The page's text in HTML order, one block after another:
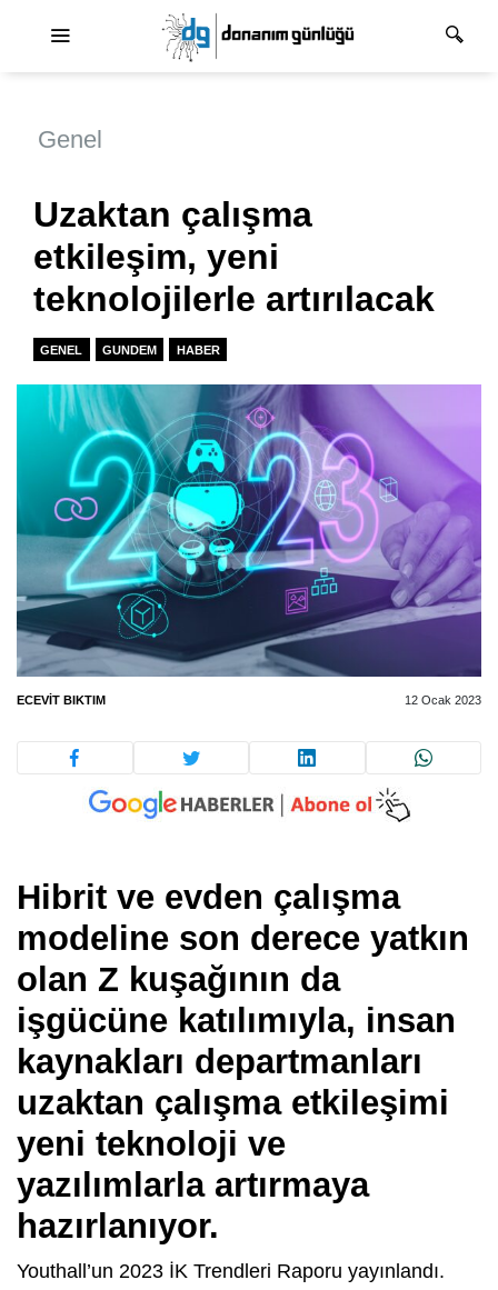
Genel
Uzaktan çalışma
etkileşim, yeni
teknolojilerle artırılacak
GENEL GUNDEM HABER
ECEVIT BIKTIM 12 Ocak 2023
Hibrit ve evden çalışma
modeline son derece yatkın
olan Z kuşağının da
işgücüne katılımıyla, insan
kaynakları departmanları
uzaktan çalışma etkileşimi
yeni teknoloji ve
yazılımlarla artırmaya
hazırlanıyor.
Youthall’un 2023 İK Trendleri Raporu yayınlandı.